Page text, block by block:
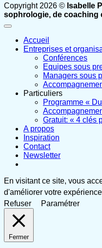
Copyright 2026 © Isabelle
sophrologie, de coaching
Accueil
Entreprises et
Conférences
Equipes sous
Managers sous
Particuliers
Programme «
Gratuit: « 4 clés
A propos
Inspiration
Contact
Newsletter
En visitant ce site, vous
d'améliorer votre
Refuser
Paramétrer
Fermer